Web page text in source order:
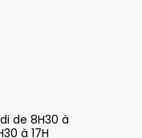
de 8H30 à
à 17H